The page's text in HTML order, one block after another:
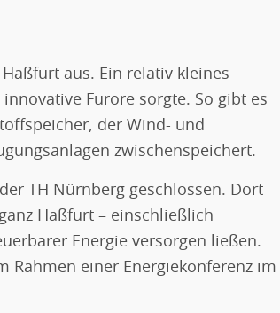
aus. Ein relativ kleines
Furore sorgte. So gibt es
der Wind- und
zwischenspeichert.
TH Nürnberg geschlossen. Dort
Haßfurt – einschließlich
Energie versorgen ließen.
Rahmen einer Energiekonferenz im